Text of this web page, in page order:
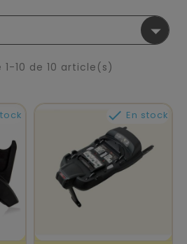

10 de 10 article(s)
 En stock